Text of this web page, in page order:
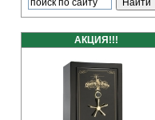
АКЦИЯ!!!